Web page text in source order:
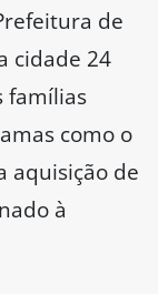
de
cidade 24
famílias
como o
aquisição de
à